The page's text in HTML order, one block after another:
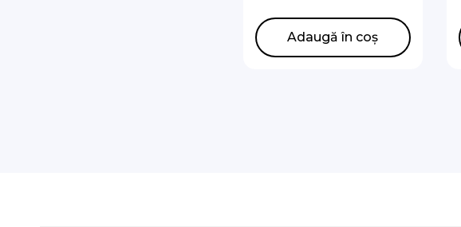
de circulatie)
AE200DNXMPK/EU,
AE160CXYDGK/EU
Adaugă în coș